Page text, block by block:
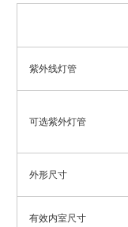
紫外线灯管
可选紫外灯管
外形尺寸
有效内室尺寸